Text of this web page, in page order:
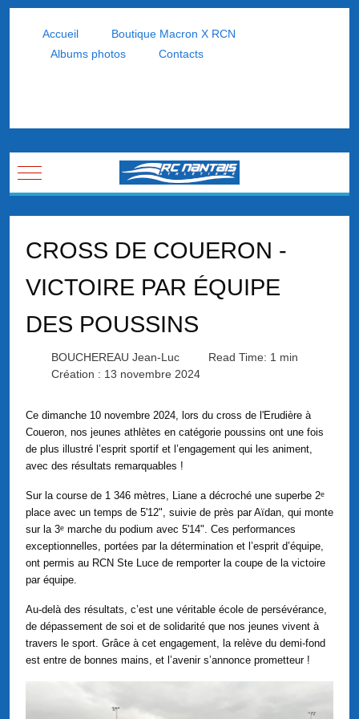
Accueil
Boutique Macron X RCN
Albums photos
Contacts
Mobile Menu Toggle
CROSS DE COUERON -
VICTOIRE PAR ÉQUIPE
DES POUSSINS
BOUCHEREAU Jean-Luc
Read Time: 1 min
Création : 13 novembre 2024
Ce dimanche 10 novembre 2024, lors du cross de l'Erudière à
Coueron, nos jeunes athlètes en catégorie poussins ont une fois
de plus illustré l’esprit sportif et l’engagement qui les animent,
avec des résultats remarquables !
Sur la course de 1 346 mètres, Liane a décroché une superbe 2ᵉ
place avec un temps de 5'12", suivie de près par Aïdan, qui monte
sur la 3ᵉ marche du podium avec 5'14". Ces performances
exceptionnelles, portées par la détermination et l’esprit d’équipe,
ont permis au RCN Ste Luce de remporter la coupe de la victoire
par équipe.
Au-delà des résultats, c’est une véritable école de persévérance,
de dépassement de soi et de solidarité que nos jeunes vivent à
travers le sport. Grâce à cet engagement, la relève du demi-fond
est entre de bonnes mains, et l’avenir s’annonce prometteur !